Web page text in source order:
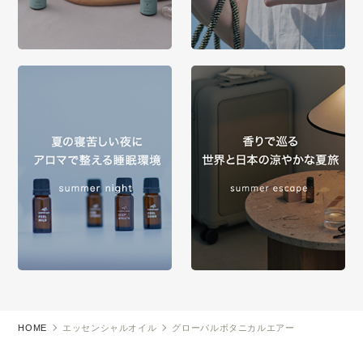
HOME エッセンシャルオイル グローバルボタニカルエアー